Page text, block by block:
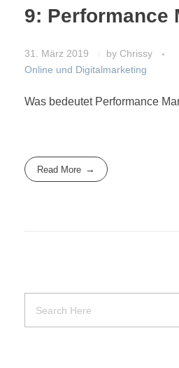
9: Performance
31. März 2019 by Chrissy
Online und Digitalmarketing
Was bedeutet Performance
Read More